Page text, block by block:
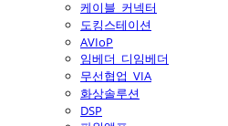
케이블_커넥터
도킹스테이션
AVIoP
임베더_디임베더
무선협업_VIA
화상솔루션
DSP